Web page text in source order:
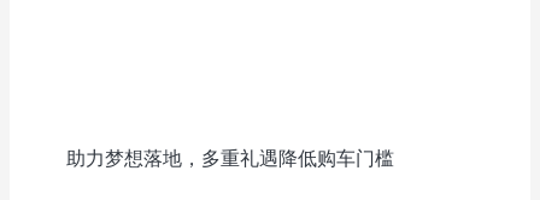
助力梦想落地，多重礼遇降低购车门槛